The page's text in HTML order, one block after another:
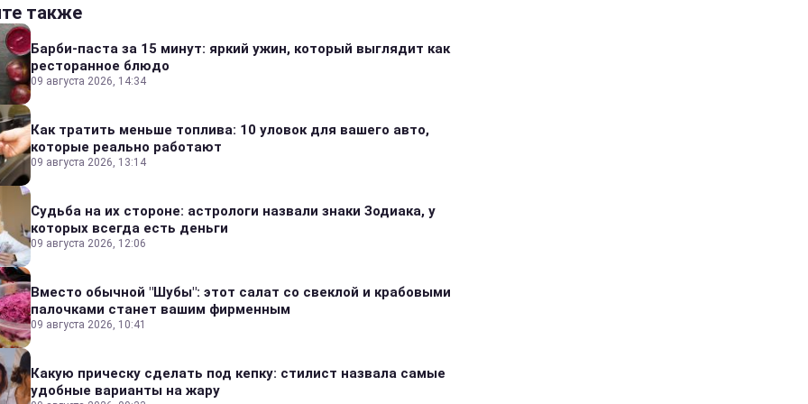
также
Барби-паста за 15 минут: яркий ужин, который выглядит как
ресторанное блюдо
09 августа 2026, 14:34
Как тратить меньше топлива: 10 уловок для вашего авто,
которые реально работают
09 августа 2026, 13:14
Судьба на их стороне: астрологи назвали знаки Зодиака, у
которых всегда есть деньги
09 августа 2026, 12:06
Вместо обычной "Шубы": этот салат со свеклой и крабовыми
палочками станет вашим фирменным
09 августа 2026, 10:41
Какую прическу сделать под кепку: стилист назвала самые
удобные варианты на жару